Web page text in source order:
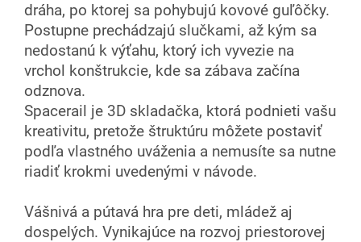
dráha, po ktorej sa pohybujú kovové guľôčky.
Postupne prechádzajú slučkami, až kým sa
nedostanú k výťahu, ktorý ich vyvezie na
vrchol konštrukcie, kde sa zábava začína
odznova.
Spacerail je 3D skladačka, ktorá podnieti vašu
kreativitu, pretože štruktúru môžete postaviť
podľa vlastného uváženia a nemusíte sa nutne
riadiť krokmi uvedenými v návode.
Vášnivá a pútavá hra pre deti, mládež aj
dospelých. Vynikajúce na rozvoj priestorovej